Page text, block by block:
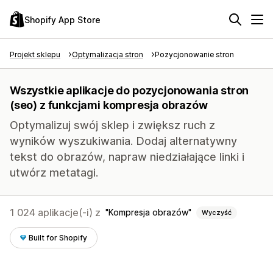
Shopify App Store
Projekt sklepu Optymalizacja stron Pozycjonowanie stron
Wszystkie aplikacje do pozycjonowania stron
(seo) z funkcjami kompresja obrazów
Optymalizuj swój sklep i zwiększ ruch z
wyników wyszukiwania. Dodaj alternatywny
tekst do obrazów, napraw niedziałające linki i
utwórz metatagi.
1 024 aplikacje(-i) z Kompresja obrazów Wyczyść
Built for Shopify